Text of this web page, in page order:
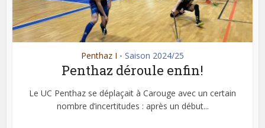
Penthaz I • Saison 2024/25
Penthaz déroule enfin!
Le UC Penthaz se déplaçait à Carouge avec un certain
nombre d’incertitudes : après un début...